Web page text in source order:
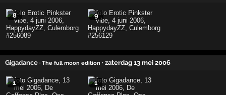
8 9
Gigadance · The full moon edition · zaterdag 13 mei 2006
1 1